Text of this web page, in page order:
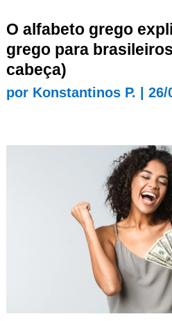
O alfabeto grego
grego para
cabeça)
por Konstantinos P. 26/